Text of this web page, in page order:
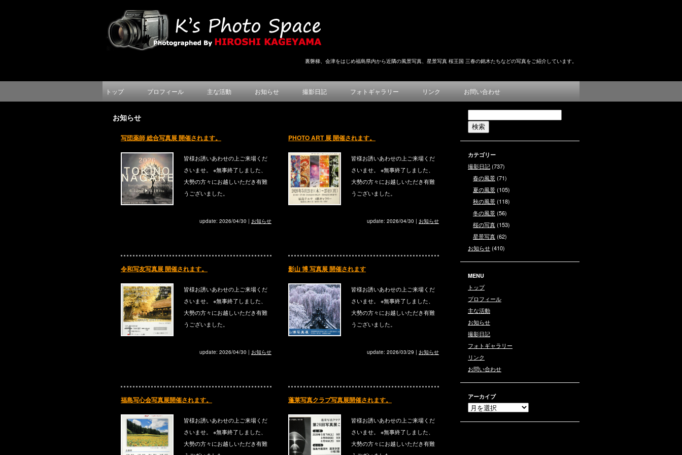
裏磐梯、会津をはじめ福島県内から近隣の風景写真、星景写真 桜王国 三春の銘木たちなどの写真をご紹介しています。
トップ プロフィール 主な活動 お知らせ 撮影日記 フォトギャラリー リンク お問い合わせ
お知らせ
写団薬師 総合写真展 開催されます。
皆様お誘いあわせの上ご来場くだ
さいませ。 ※無事終了しました、
大勢の方々にお越しいただき有難
うございました。
update: 2026/04/30 | お知らせ
PHOTO ART 展 開催されます。
皆様お誘いあわせの上ご来場くだ
さいませ。 ※無事終了しました、
大勢の方々にお越しいただき有難
うございました。
update: 2026/04/30 | お知らせ
令和写友写真展 開催されます。
皆様お誘いあわせの上ご来場くだ
さいませ。 ※無事終了しました、
大勢の方々にお越しいただき有難
うございました。
update: 2026/04/30 | お知らせ
影山 博 写真展 開催されます
皆様お誘いあわせの上ご来場くだ
さいませ。 ※無事終了しました、
大勢の方々にお越しいただき有難
うございました。
update: 2026/03/29 | お知らせ
福島写心会写真展開催されます。
皆様お誘いあわせの上ご来場くだ
さいませ。 ※無事終了しました、
大勢の方々にお越しいただき有難
蓬莱写真クラブ写真展開催されます。
皆様お誘いあわせの上ご来場くだ
さいませ。 ※無事終了しました、
大勢の方々にお越しいただき有難
カテゴリー
撮影日記(737)
春の風景(71)
夏の風景(105)
秋の風景(118)
冬の風景(56)
桜の写真(153)
星景写真(62)
お知らせ(410)
MENU
トップ
プロフィール
主な活動
お知らせ
撮影日記
フォトギャラリー
リンク
お問い合わせ
アーカイブ